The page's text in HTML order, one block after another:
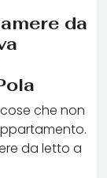
da
che non
da letto a